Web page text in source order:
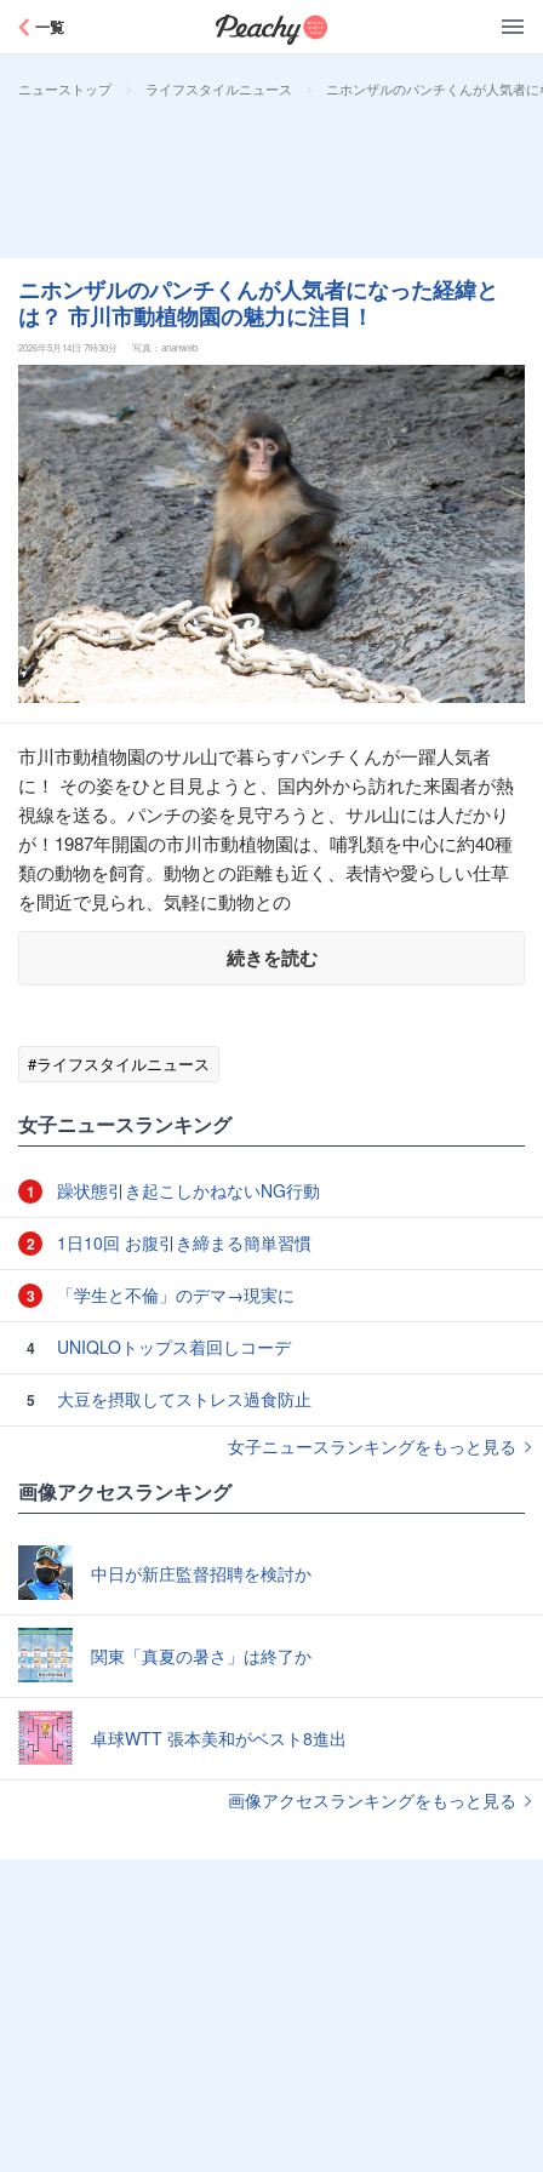
一覧
ニューストップ > ライフスタイルニュース > ニホンザルのパンチくんが人気者
ニホンザルのパンチくんが人気者になった経緯と
は？ 市川市動植物園の魅力に注目！
2026年5月14日 7時30分 写真：ananweb
市川市動植物園のサル山で暮らすパンチくんが一躍人気者
に！ その姿をひと目見ようと、国内外から訪れた来園者が熱
視線を送る。パンチの姿を見守ろうと、サル山には人だかり
が！1987年開園の市川市動植物園は、哺乳類を中心に約40種
類の動物を飼育。動物との距離も近く、表情や愛らしい仕草
を間近で見られ、気軽に動物との
続きを読む
#ライフスタイルニュース
女子ニュースランキング
1 躁状態引き起こしかねないNG行動
2 1日10回 お腹引き締まる簡単習慣
3 「学生と不倫」のデマ→現実に
4 UNIQLOトップス着回しコーデ
5
大豆を摂取してストレス過食防止
女子ニュースランキングをもっと見る
画像アクセスランキング
中日が新庄監督招聘を検討か
関東「真夏の暑さ」は終了か
卓球WTT 張本美和がベスト8進出
画像アクセスランキングをもっと見る